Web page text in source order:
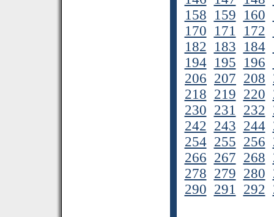
158 159 160
170 171 172
182 183 184
194 195 196
206 207 208
218 219 220
230 231 232
242 243 244
254 255 256
266 267 268
278 279 280
290 291 292